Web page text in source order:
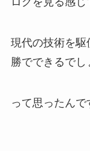
現代の技術を駆
勝でできるでし
って思ったんで